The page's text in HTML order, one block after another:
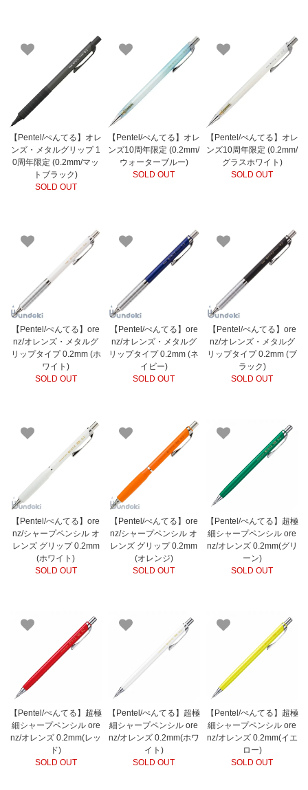
【Pentel/ぺんてる】オレ
ンズ・メタルグリップ 1
0周年限定 (0.2mm/マッ
トブラック)
SOLD OUT
【Pentel/ぺんてる】オレ
ンズ10周年限定 (0.2mm/
ウォーターブルー)
SOLD OUT
【Pentel/ぺんてる】オレ
ンズ10周年限定 (0.2mm/
グラスホワイト)
SOLD OUT
【Pentel/ぺんてる】ore
nz/オレンズ・メタルグ
リップタイプ 0.2mm (ホ
ワイト)
SOLD OUT
【Pentel/ぺんてる】ore
nz/オレンズ・メタルグ
リップタイプ 0.2mm (ネ
イビー)
SOLD OUT
【Pentel/ぺんてる】ore
nz/オレンズ・メタルグ
リップタイプ 0.2mm (ブ
ラック)
SOLD OUT
【Pentel/ぺんてる】ore
nz/シャープペンシル オ
レンズ グリップ 0.2mm
(ホワイト)
SOLD OUT
【Pentel/ぺんてる】ore
nz/シャープペンシル オ
レンズ グリップ 0.2mm
(オレンジ)
SOLD OUT
【Pentel/ぺんてる】超極
細シャープペンシル ore
nz/オレンズ 0.2mm(グリ
ーン)
SOLD OUT
【Pentel/ぺんてる】超極
細シャープペンシル ore
nz/オレンズ 0.2mm(レッ
ド)
SOLD OUT
【Pentel/ぺんてる】超極
細シャープペンシル ore
nz/オレンズ 0.2mm(ホワ
イト)
SOLD OUT
【Pentel/ぺんてる】超極
細シャープペンシル ore
nz/オレンズ 0.2mm(イエ
ロー)
SOLD OUT